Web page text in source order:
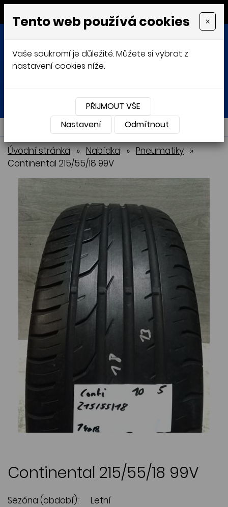
MENU
Přihlásit Košík
NABÍDKA
Úvodní stránka » Nabídka » Pneumatiky »
Continental 215/55/18 99V
Continental 215/55/18 99V
Sezóna (období):
Letní
Tento web používá cookies ×
Vaše soukromí je důležité. Můžete si vybrat z
nastavení cookies níže.
PŘIJMOUT VŠE
Nastavení
Odmítnout